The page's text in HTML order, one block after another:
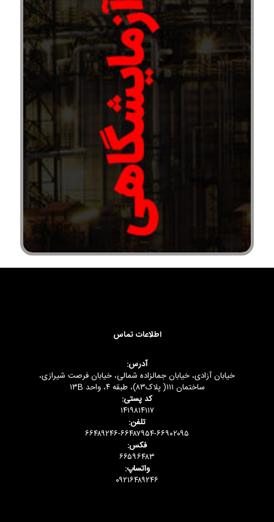
اطلاعات تماس
آدرس:
خیابان آزادی، خیابان جمالزاده شمالی، خیابان فرصت شیرازی،
ساختمان ۱۱۱( پلاک۸۳)، طبقه ۴، واحد ۱۳B
کد پستی:
۱۴۱۹۸۱۴۱۱۷
تلفن:
۶۶۴۸۹۲۴۶-۶۶۴۸۷۹۵۴-۶۶۹۰۲۰۹۵
فکس:
۶۶۵۹۶۴۸۳
واتساپ:
۰۹۲۱۶۴۸۹۲۴۶